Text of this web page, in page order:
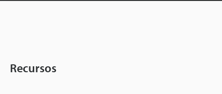
Recursos